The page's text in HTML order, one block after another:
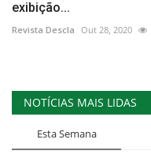
exibição...
Revista Descla Out 28, 2020
NOTÍCIAS MAIS LIDAS
Esta Semana